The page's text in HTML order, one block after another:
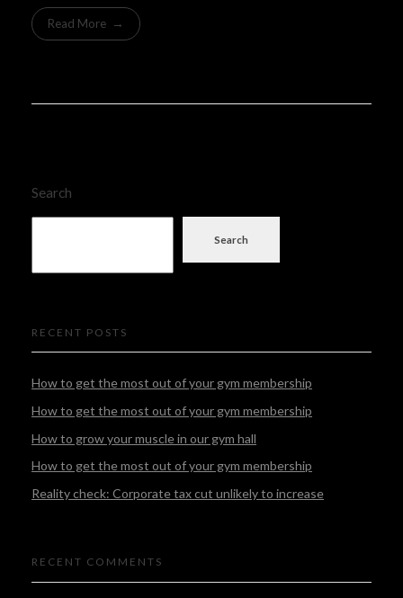
Read More
Search
Search
RECENT POSTS
How to get the most out of your gym membership
How to get the most out of your gym membership
How to grow your muscle in our gym hall
How to get the most out of your gym membership
Reality check: Corporate tax cut unlikely to increase
RECENT COMMENTS